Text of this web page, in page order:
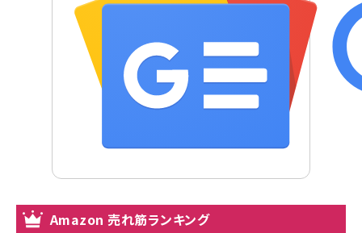
Amazon 売れ筋ランキング